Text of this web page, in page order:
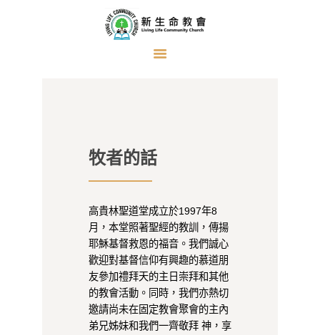
牧者的話
高貴林聖道堂成立於1997年8
月，本堂照著聖經的教訓，傳揚
耶穌基督救恩的福音。我們誠心
歡迎對基督信仰有興趣的慕道朋
友參加禮拜天的主日崇拜和其他
的教會活動。同時，我們亦熱切
邀請尚未在固定教會聚會的主內
弟兄姊妹和我們一齊敬拜 神，享